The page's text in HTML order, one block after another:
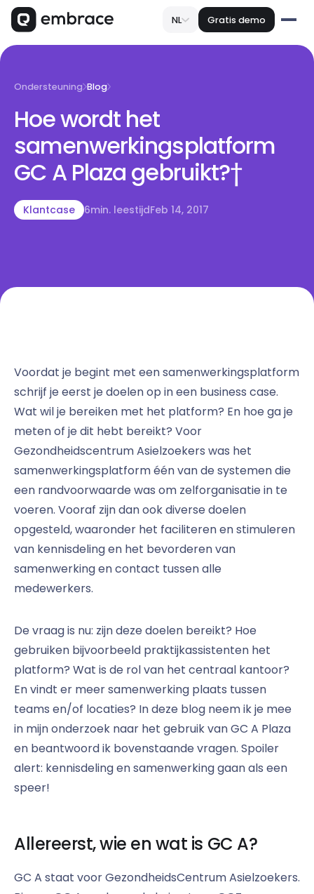
NL Gratis demo
Ondersteuning Blog
Hoe wordt het
samenwerkingsplatform
GC A Plaza gebruikt?†
Klantcase 6min. leestijdFeb 14, 2017
Voordat je begint met een samenwerkingsplatform
schrijf je eerst je doelen op in een business case.
Wat wil je bereiken met het platform? En hoe ga je
meten of je dit hebt bereikt? Voor
Gezondheidscentrum Asielzoekers was het
samenwerkingsplatform één van de systemen die
een randvoorwaarde was om zelforganisatie in te
voeren. Vooraf zijn dan ook diverse doelen
opgesteld, waaronder het faciliteren en stimuleren
van kennisdeling en het bevorderen van
samenwerking en contact tussen alle
medewerkers.
De vraag is nu: zijn deze doelen bereikt? Hoe
gebruiken bijvoorbeeld praktijkassistenten het
platform? Wat is de rol van het centraal kantoor?
En vindt er meer samenwerking plaats tussen
teams en/of locaties? In deze blog neem ik je mee
in mijn onderzoek naar het gebruik van GC A Plaza
en beantwoord ik bovenstaande vragen. Spoiler
alert: kennisdeling en samenwerking gaan als een
speer!
Allereerst, wie en wat is GC A?
GC A staat voor GezondheidsCentrum Asielzoekers.